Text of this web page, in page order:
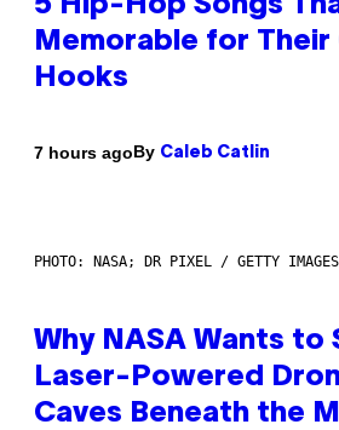
5 Hip-Hop Songs
Memorable for Their
Hooks
7 hours agoBy Caleb Catlin
PHOTO: NASA; DR PIXEL / GETTY IMAGES
Why NASA Wants to
Laser-Powered
Caves Beneath the